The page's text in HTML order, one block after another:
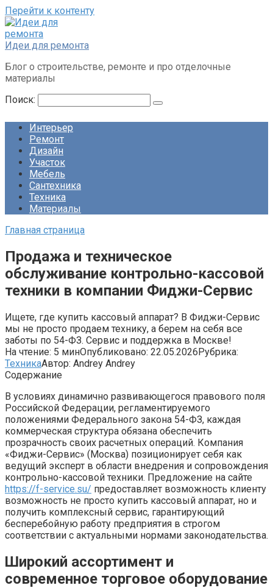
Перейти к контенту
Идеи для ремонта
Блог о строительстве, ремонте и про отделочные
материалы
Поиск:
Интерьер
Ремонт
Дизайн
Участок
Мебель
Сантехника
Техника
Материалы
Главная страница
Продажа и техническое
обслуживание контрольно-кассовой
техники в компании Фиджи-Сервис
Ищете, где купить кассовый аппарат? В Фиджи-Сервис
мы не просто продаем технику, а берем на себя все
заботы по 54-ФЗ. Сервис и поддержка в Москве!
На чтение: 5 минОпубликовано: 22.05.2026Рубрика:
ТехникаАвтор: Andrey Andrey
Содержание
В условиях динамично развивающегося правового поля
Российской Федерации, регламентируемого
положениями Федерального закона 54-ФЗ, каждая
коммерческая структура обязана обеспечить
прозрачность своих расчетных операций. Компания
«Фиджи-Сервис» (Москва) позиционирует себя как
ведущий эксперт в области внедрения и сопровождения
контрольно-кассовой техники. Предложение на сайте
https://f-service.su/ предоставляет возможность клиенту
возможность не просто купить кассовый аппарат, но и
получить комплексный сервис, гарантирующий
бесперебойную работу предприятия в строгом
соответствии с актуальными нормами законодательства.
Широкий ассортимент и
современное торговое оборудование